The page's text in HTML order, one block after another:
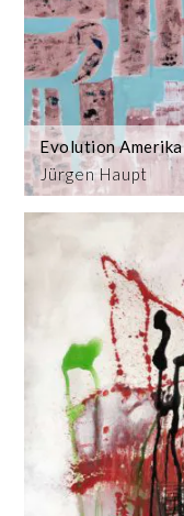
Jürgen Haupt
Evolution Amerika